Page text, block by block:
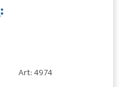
Art: 4974